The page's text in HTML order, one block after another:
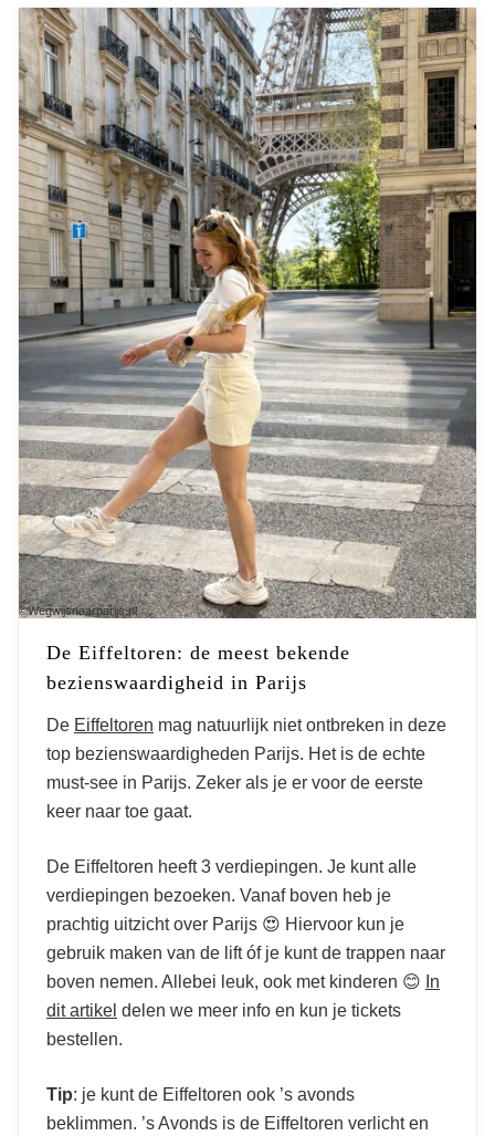
©Wegwijsnaarparijs.nl
De Eiffeltoren: de meest bekende
bezienswaardigheid in Parijs
De Eiffeltoren mag natuurlijk niet ontbreken in deze
top bezienswaardigheden Parijs. Het is de echte
must-see in Parijs. Zeker als je er voor de eerste
keer naar toe gaat.
De Eiffeltoren heeft 3 verdiepingen. Je kunt alle
verdiepingen bezoeken. Vanaf boven heb je
prachtig uitzicht over Parijs 😍 Hiervoor kun je
gebruik maken van de lift óf je kunt de trappen naar
boven nemen. Allebei leuk, ook met kinderen 😊 In
dit artikel delen we meer info en kun je tickets
bestellen.
Tip: je kunt de Eiffeltoren ook ’s avonds
beklimmen. ’s Avonds is de Eiffeltoren verlicht en